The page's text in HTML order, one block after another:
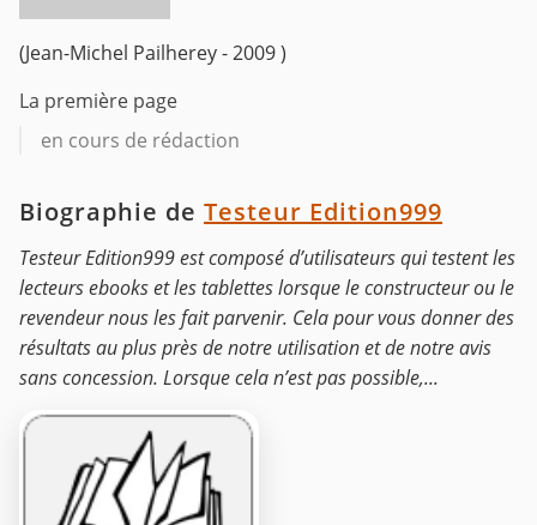
(Jean-Michel Pailherey - 2009 )
La première page
en cours de rédaction
Biographie de Testeur Edition999
Testeur Edition999 est composé d’utilisateurs qui testent les
lecteurs ebooks et les tablettes lorsque le constructeur ou le
revendeur nous les fait parvenir. Cela pour vous donner des
résultats au plus près de notre utilisation et de notre avis
sans concession. Lorsque cela n’est pas possible,...